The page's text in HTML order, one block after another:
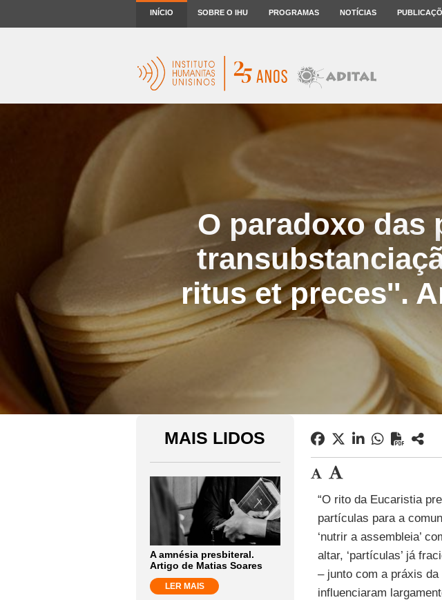
INÍCIO SOBRE O IHU PROGRAMAS NOTÍCIAS
O paradoxo das
ritus et preces''.
MAIS LIDOS
A amnésia presbiteral.
Artigo de Matias Soares
LER MAIS
“O rito da Eucaristia
partículas para a
‘nutrir a assembleia’
altar, ‘partículas’ já
– junto com a práxis
influenciaram